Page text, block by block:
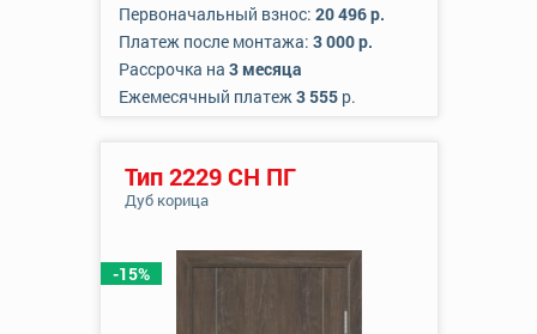
Первоначальный взнос: 20 496 р.
Платеж после монтажа: 3 000 р.
Рассрочка на 3 месяца
Ежемесячный платеж3 555р.
-15%
Тип 2229 СН ПГ
Дуб корица